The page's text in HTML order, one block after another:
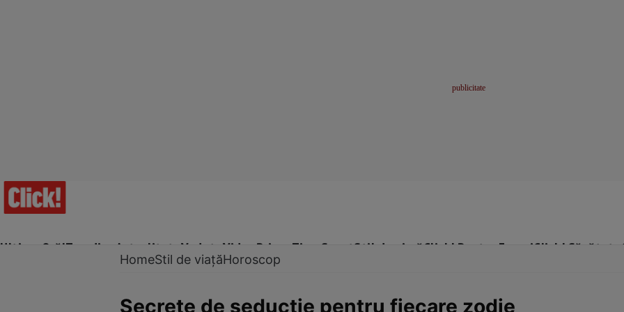
Ultima Oră!Trending Actualitate Vedete Video Prime Time SportStil de viațăClick! Pentru FemeiClick! Sănătate
HomeStil de viațăHoroscop
Secrete de seducţie pentru fiecare zodie